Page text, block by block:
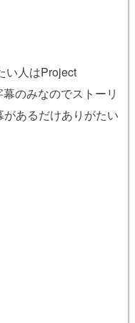
い人はProject
のみなのでストーリ
あるだけありがたい